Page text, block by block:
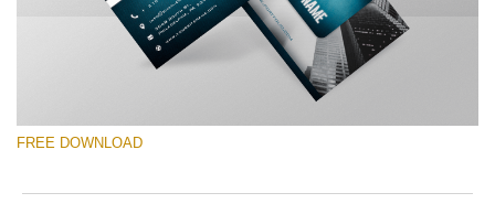
Free download
FREE DOWNLOAD